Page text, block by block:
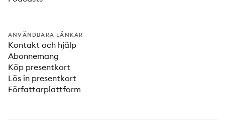
ANVÄNDBARA LÄNKAR
Kontakt och hjälp
Abonnemang
Köp presentkort
Lös in presentkort
Författarplattform